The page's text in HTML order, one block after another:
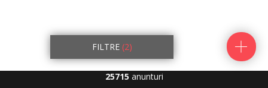
FILTRE (2)
25715 anunturi